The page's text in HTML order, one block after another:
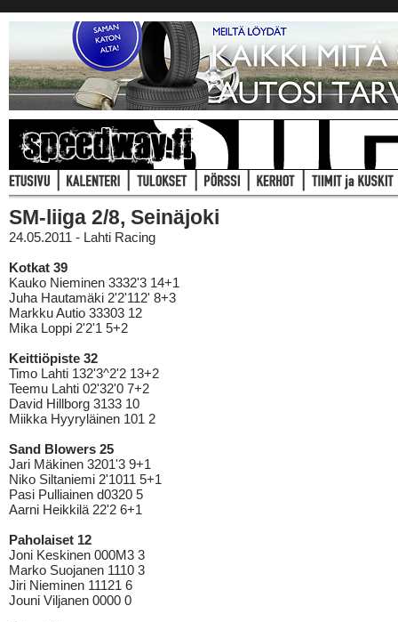
SM-liiga 2/8, Seinäjoki
24.05.2011 - Lahti Racing
Kotkat 39
Kauko Nieminen 3332'3 14+1
Juha Hautamäki 2'2'112' 8+3
Markku Autio 33303 12
Mika Loppi 2'2'1 5+2
Keittiöpiste 32
Timo Lahti 132'3^2'2 13+2
Teemu Lahti 02'32'0 7+2
David Hillborg 3133 10
Miikka Hyyryläinen 101 2
Sand Blowers 25
Jari Mäkinen 3201'3 9+1
Niko Siltaniemi 2'1011 5+1
Pasi Pulliainen d0320 5
Aarni Heikkilä 22'2 6+1
Paholaiset 12
Joni Keskinen 000M3 3
Marko Suojanen 1110 3
Jiri Nieminen 11121 6
Jouni Viljanen 0000 0